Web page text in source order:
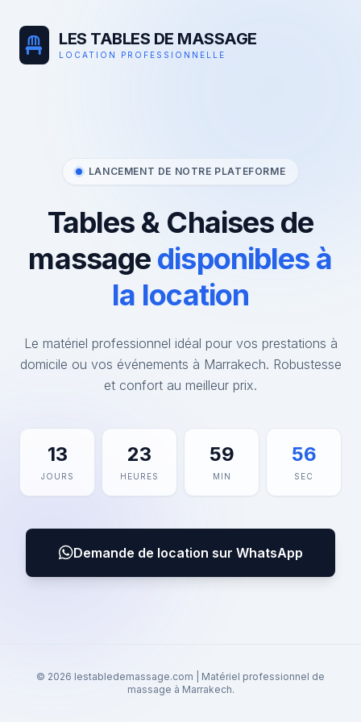
LES TABLES DE MASSAGE
LOCATION PROFESSIONNELLE
LANCEMENT DE NOTRE PLATEFORME
Tables & Chaises de
massage disponibles à
la location
Le matériel professionnel idéal pour vos prestations à
domicile ou vos événements à Marrakech. Robustesse
et confort au meilleur prix.
13
JOURS
23
HEURES
59
MIN
56
SEC
Demande de location sur WhatsApp
© 2026 lestabledemassage.com | Matériel professionnel de
massage à Marrakech.